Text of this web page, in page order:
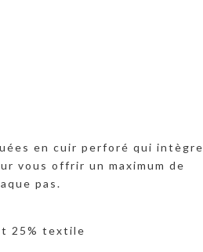
en cuir perforé qui intègre
vous offrir un maximum de
pas.
25% textile